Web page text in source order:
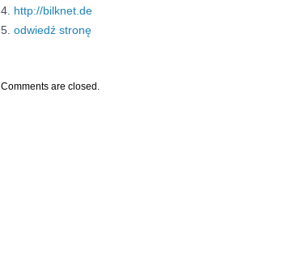
4. http://bilknet.de
5. odwiedź stronę
Comments are closed.